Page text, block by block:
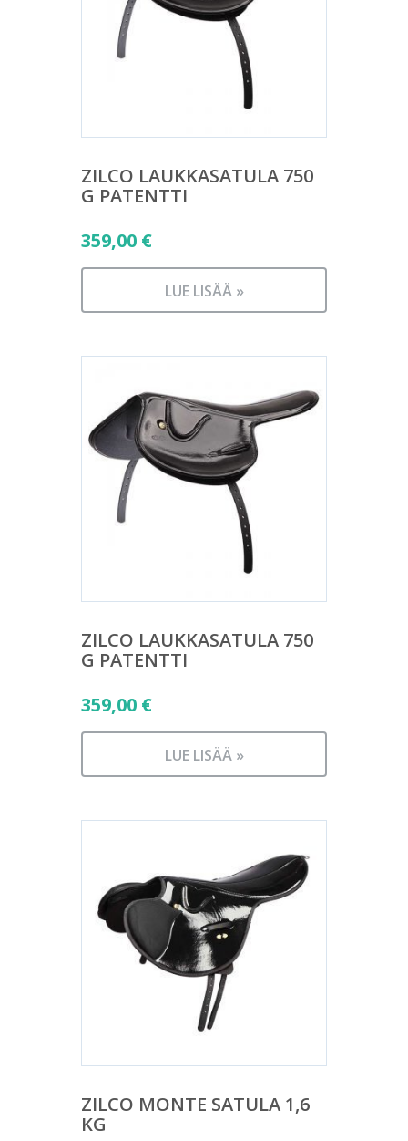
ZILCO LAUKKASATULA 750
G PATENTTI
359,00 €
LUE LISÄÄ »
ZILCO LAUKKASATULA 750
G PATENTTI
359,00 €
LUE LISÄÄ »
ZILCO MONTE SATULA 1,6
KG